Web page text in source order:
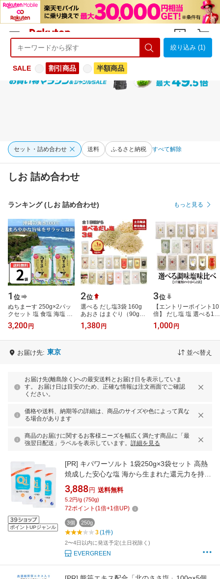
ようこそ 楽天市場へ ログイン
絞り込み (1)
SALE 割引商品 半額商品
セット・詰め合わせ 送料 ふるさと納税 すべて解除
しお 詰め合わせ
ランキング (しお 詰め合わせ) もっと見る
1 位
ぬちまーす 250g×2パッ
クセット 塩 食塩 海塩 調
味料 沖縄 宮城島 ミネラ
ル豊富 添加物不使用 塩
3,200 円
2位
選べる だし塩3袋 160g
あおさ はまぐり（90g）
伊勢海老 昆布 しじみ か
き ほたて のどぐろ 真鯛
1,380 円
3位
【エントリーポイント10
倍】 だし塩 塩 選べる17
種 2袋セット 調味塩味比
べ 送料無料 はぎの食品
1,000 円
お届け先: 東京 並べ替え
お届け先(離島除く)への最安送料とお届け日を表示していま
す。 お届け日は目安のため、正確な情報は注文画面でご確認
ください。
価格や送料、納期等の詳細は、商品のサイズや色によって異な
る場合があります
商品のお届けに関するお客様ニーズを幅広く満たす商品に「最
強翌日配送」ラベルを表示しています。 詳細を見る
ポイントUPジャンル
[PR] キパワーソルト 1袋250g×3袋セット 高熱
焼成した安心な塩 海から生まれた還元力を持つ
塩 豊富なミネラル 調理 料理 《ネコポス送料無
料》
3,888 円 送料無料
5.2円/g (750g)
72ポイント (1倍+1倍UP)
3個 250g
3(1件)
2〜4日以内に発送予定(土日祝除く)
EVERGREEN